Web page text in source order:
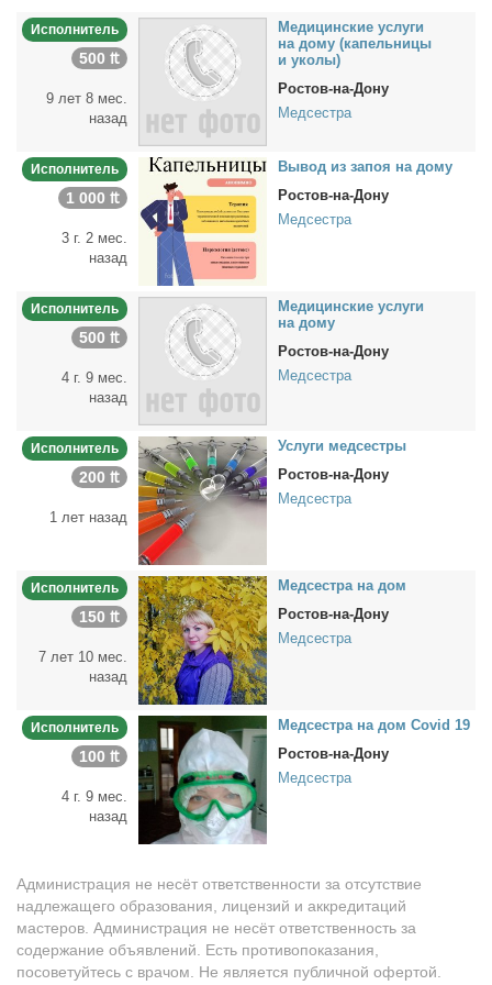
Исполнитель
500 ₶
9 лет 8 мес.
назад
Ме­ди­цин­ские услу­ги
на до­му (ка­пель­ни­цы
и уко­лы)
Ростов-на-Дону
Медсестра
Исполнитель
1 000 ₶
3 г. 2 мес.
назад
Вы­вод из за­поя на до­му
Ростов-на-Дону
Медсестра
Исполнитель
500 ₶
4 г. 9 мес.
назад
Ме­ди­цин­ские услу­ги
на до­му
Ростов-на-Дону
Медсестра
Исполнитель
200 ₶
1 лет назад
Услу­ги мед­сест­ры
Ростов-на-Дону
Медсестра
Исполнитель
150 ₶
7 лет 10 мес.
назад
Мед­сест­ра на дом
Ростов-на-Дону
Медсестра
Исполнитель
100 ₶
4 г. 9 мес.
назад
Мед­сест­ра на дом Covid 19
Ростов-на-Дону
Медсестра
Администрация не несёт ответственности за отсутствие
надлежащего образования, лицензий и аккредитаций
мастеров. Администрация не несёт ответственность за
содержание объявлений. Есть противопоказания,
посоветуйтесь с врачом. Не является публичной офертой.